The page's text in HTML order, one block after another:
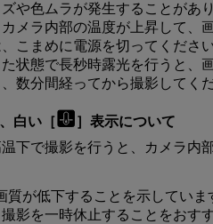
や色ムラが発生することがあり
メラ内部の温度が上昇して、
こまめに電源を切ってください
状態で長秒時露光を行うと、
数分間経ってから撮影してくだ
白い［
］表示について
下で撮影を行うと、カメラ内
質が低下することを示していま
影を一時休止することをおす